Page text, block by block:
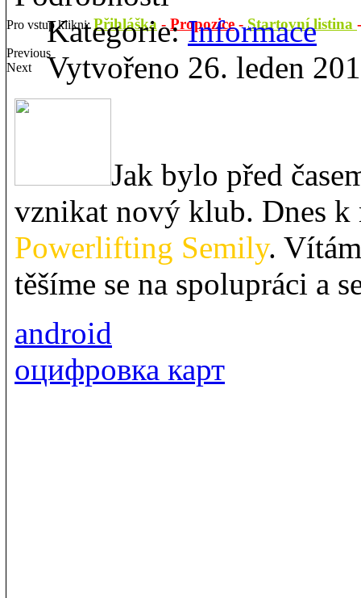
Pro vstup klikni:Přihláška -Propozice-Startovní listina
Previous
Next
Kategorie:Informace
Vytvořeno 26. leden
Jak bylo před
vznikat nový klub. Dnes
Powerlifting Semily.
těšíme se na spolupráci a
android
оцифровка карт